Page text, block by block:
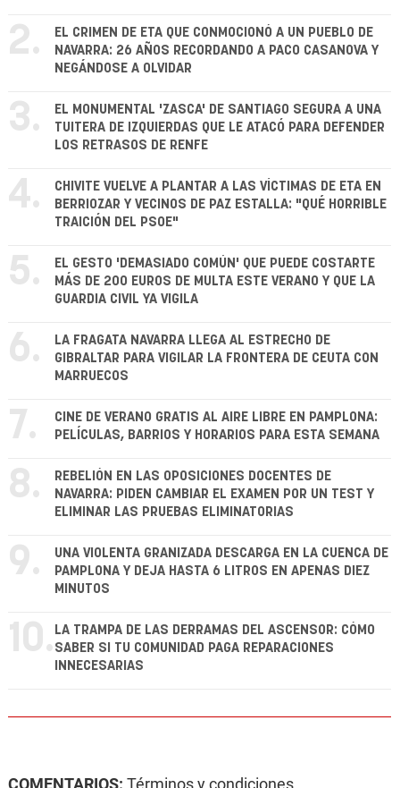
2.
EL CRIMEN DE ETA QUE CONMOCIONÓ A UN PUEBLO DE
NAVARRA: 26 AÑOS RECORDANDO A PACO CASANOVA Y
NEGÁNDOSE A OLVIDAR
3.
EL MONUMENTAL 'ZASCA' DE SANTIAGO SEGURA A UNA
TUITERA DE IZQUIERDAS QUE LE ATACÓ PARA DEFENDER
LOS RETRASOS DE RENFE
4.
CHIVITE VUELVE A PLANTAR A LAS VÍCTIMAS DE ETA EN
BERRIOZAR Y VECINOS DE PAZ ESTALLA: "QUÉ HORRIBLE
TRAICIÓN DEL PSOE"
5.
EL GESTO 'DEMASIADO COMÚN' QUE PUEDE COSTARTE
MÁS DE 200 EUROS DE MULTA ESTE VERANO Y QUE LA
GUARDIA CIVIL YA VIGILA
6.
LA FRAGATA NAVARRA LLEGA AL ESTRECHO DE
GIBRALTAR PARA VIGILAR LA FRONTERA DE CEUTA CON
MARRUECOS
7.
CINE DE VERANO GRATIS AL AIRE LIBRE EN PAMPLONA:
PELÍCULAS, BARRIOS Y HORARIOS PARA ESTA SEMANA
8.
REBELIÓN EN LAS OPOSICIONES DOCENTES DE
NAVARRA: PIDEN CAMBIAR EL EXAMEN POR UN TEST Y
ELIMINAR LAS PRUEBAS ELIMINATORIAS
9.
UNA VIOLENTA GRANIZADA DESCARGA EN LA CUENCA DE
PAMPLONA Y DEJA HASTA 6 LITROS EN APENAS DIEZ
MINUTOS
10. LA TRAMPA DE LAS DERRAMAS DEL ASCENSOR: CÓMO
SABER SI TU COMUNIDAD PAGA REPARACIONES
INNECESARIAS
COMENTARIOS: Términos y condiciones